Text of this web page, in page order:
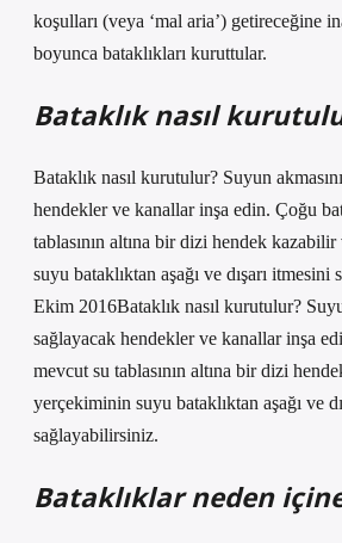
koşulları (veya ‘mal aria’) getireceğine
boyunca bataklıkları kuruttular.
Bataklık nasıl
Bataklık nasıl kurutulur? Suyun
hendekler ve kanallar inşa edin. Çoğu
tablasının altına bir dizi hendek
suyu bataklıktan aşağı ve dışarı
Ekim 2016Bataklık nasıl kurutulur?
sağlayacak hendekler ve kanallar inşa
mevcut su tablasının altına bir dizi
yerçekiminin suyu bataklıktan aşağı ve
sağlayabilirsiniz.
Bataklıklar neden